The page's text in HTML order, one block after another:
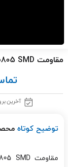
مقاومت 1.5M 0805 SMD
آخرین
توضیح کوتاه
مقاومت 1.5M 0805 SMD با مقدار1.5M